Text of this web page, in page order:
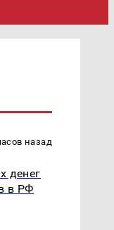
назад
денег
в РФ